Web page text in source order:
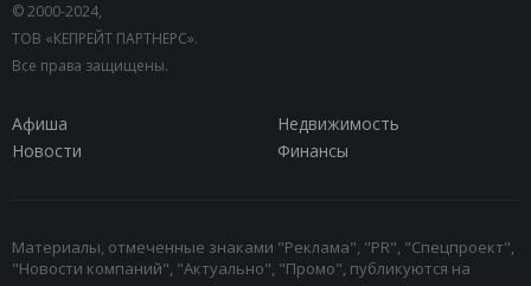
© 2000-2024,
ТОВ «КЕПРЕЙТ ПАРТНЕРС».
Все права защищены.
Афиша
Недвижимость
Новости
Финансы
Материалы, отмеченные знаками "Реклама", "PR", "Спецпроект",
"Новости компаний", "Актуально", "Промо", публикуются на